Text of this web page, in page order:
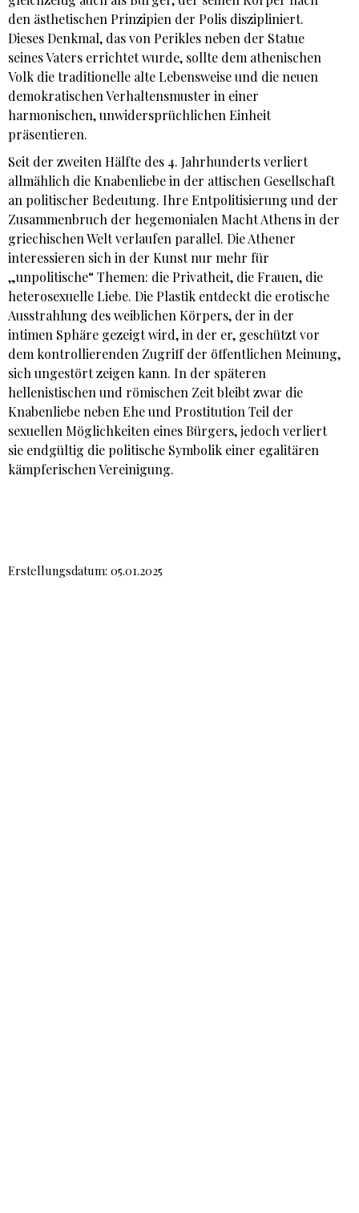
den ästhetischen Prinzipien der Polis diszipliniert.
Dieses Denkmal, das von Perikles neben der Statue
seines Vaters errichtet wurde, sollte dem athenischen
Volk die traditionelle alte Lebensweise und die neuen
demokratischen Verhaltensmuster in einer
harmonischen, unwidersprüchlichen Einheit
präsentieren.
Seit der zweiten Hälfte des 4. Jahrhunderts verliert
allmählich die Knabenliebe in der attischen Gesellschaft
an politischer Bedeutung. Ihre Entpolitisierung und der
Zusammenbruch der hegemonialen Macht Athens in der
griechischen Welt verlaufen parallel. Die Athener
interessieren sich in der Kunst nur mehr für
„unpolitische“ Themen: die Privatheit, die Frauen, die
heterosexuelle Liebe. Die Plastik entdeckt die erotische
Ausstrahlung des weiblichen Körpers, der in der
intimen Sphäre gezeigt wird, in der er, geschützt vor
dem kontrollierenden Zugriff der öffentlichen Meinung,
sich ungestört zeigen kann. In der späteren
hellenistischen und römischen Zeit bleibt zwar die
Knabenliebe neben Ehe und Prostitution Teil der
sexuellen Möglichkeiten eines Bürgers, jedoch verliert
sie endgültig die politische Symbolik einer egalitären
kämpferischen Vereinigung.
Erstellungsdatum: 05.01.2025